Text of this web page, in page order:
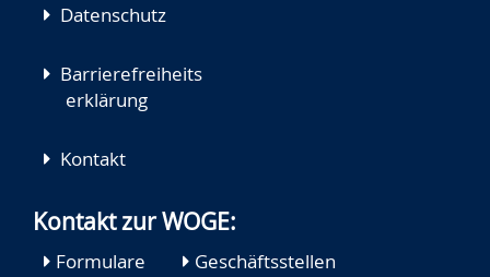
Datenschutz
Barrierefreiheits
erklärung
Kontakt
Kontakt zur WOGE:
Formulare Geschäftsstellen